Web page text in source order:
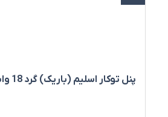
پنل توکار اسليم (باريک) گرد 18 وات (مدل میترا)